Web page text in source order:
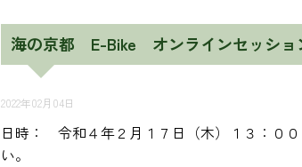
海の京都 E-Bike オンラインセッショ
2022年02月04日
日時： 令和４年２月１７日（木）１３：０
い。